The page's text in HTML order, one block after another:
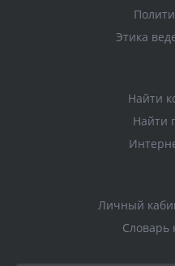
Этика
Найти
Найти
Личный
Словарь